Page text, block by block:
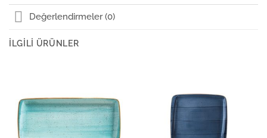
Porland Porselen Tabaklı Çay Fincanı Lebon
Porland Porselen Yumurtalık Lebon
Değerlendirmeler (0)
İLGILI ÜRÜNLER